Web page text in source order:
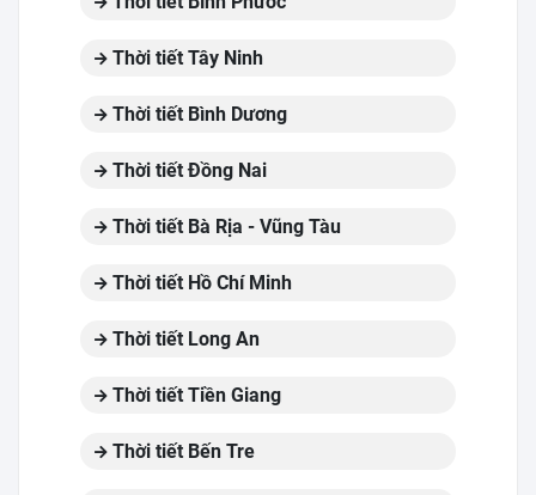
Thời tiết Tây Ninh
Thời tiết Bình Dương
Thời tiết Đồng Nai
Thời tiết Bà Rịa - Vũng Tàu
Thời tiết Hồ Chí Minh
Thời tiết Long An
Thời tiết Tiền Giang
Thời tiết Bến Tre